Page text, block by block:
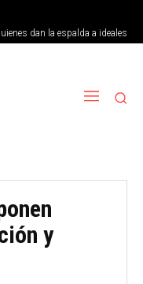
dan la espalda a ideales
y